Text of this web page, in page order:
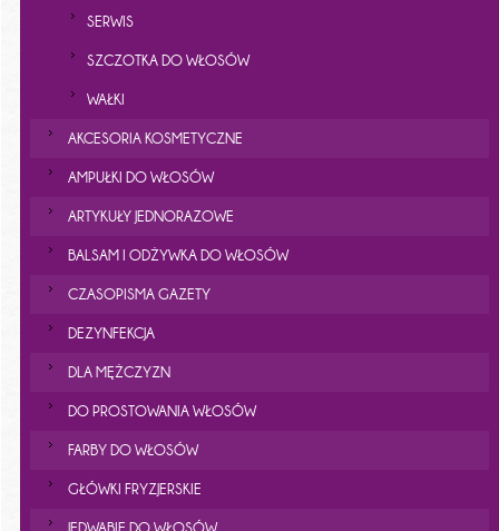
SERWIS
SZCZOTKA DO WŁOSÓW
WAŁKI
AKCESORIA KOSMETYCZNE
AMPUŁKI DO WŁOSÓW
ARTYKUŁY JEDNORAZOWE
BALSAM I ODŻYWKA DO WŁOSÓW
CZASOPISMA GAZETY
DEZYNFEKCJA
DLA MĘŻCZYZN
DO PROSTOWANIA WŁOSÓW
FARBY DO WŁOSÓW
GŁÓWKI FRYZJERSKIE
JEDWABIE DO WŁOSÓW